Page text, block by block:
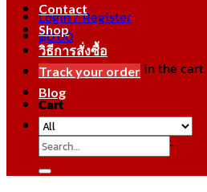
Login / Register
฿0.00
No products in the cart.
Cart
No products in the cart.
Contact
Shop
วิธีการสั่งซื้อ
Track your order
Blog
Search
for: